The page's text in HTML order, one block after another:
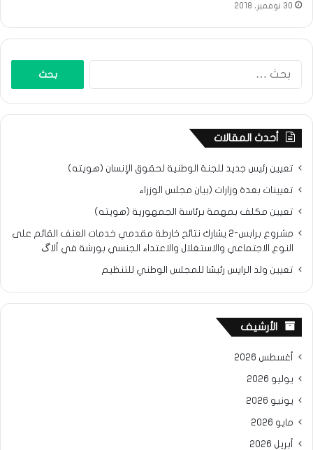
30 نوفمبر، 2018
أحدث المقالات
تعيين رئيس جديد للجنة الوطنية لحقوق الإنسان (هويته)
تعيينات بعدة وزارات (بيان مجلس الوزراء
تعيين مكلف بمهمة برئاسة الجمهورية (هويته)
مشروع برابس-2 يشارك نتائح خارطة مقدمي خدمات العنف القائم على
النوع الاجتماعي والاستغلال والاعتداء الجنسي بورشة في ألاگ
تعيين ولد الرايس رئيسًا للمجلس الوطني للتنظيم
الأرشيف
أغسطس 2026
يوليو 2026
يونيو 2026
مايو 2026
أبريل 2026